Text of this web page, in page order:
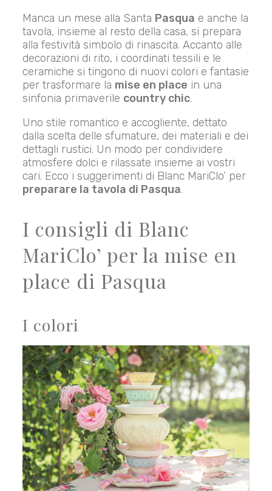
Manca un mese alla Santa Pasqua e anche la
tavola, insieme al resto della casa, si prepara
alla festività simbolo di rinascita. Accanto alle
decorazioni di rito, i coordinati tessili e le
ceramiche si tingono di nuovi colori e fantasie
per trasformare la mise en place in una
sinfonia primaverile country chic.
Uno stile romantico e accogliente, dettato
dalla scelta delle sfumature, dei materiali e dei
dettagli rustici. Un modo per condividere
atmosfere dolci e rilassate insieme ai vostri
cari. Ecco i suggerimenti di Blanc MariClo’ per
preparare la tavola di Pasqua.
I consigli di Blanc
MariClo’ per la mise en
place di Pasqua
I colori